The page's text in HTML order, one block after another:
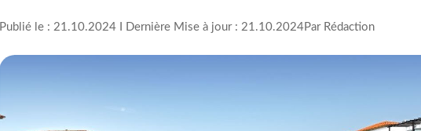
Publié le : 21.10.2024 I Dernière Mise à jour : 21.10.2024Par Rédaction